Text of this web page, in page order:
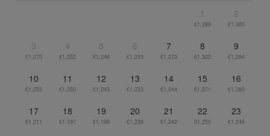
1
€1,289
2
€1,300
3
€1,270
4
€1,252
5
€1,246
6
€1,253
7
€1,273
8
€1,302
9
€1,294
10
€1,255
11
€1,250
12
€1,243
13
€1,233
14
€1,244
15
€1,271
16
€1,260
17
€1,211
18
€1,197
19
€1,199
20
€1,236
21
€1,242
22
€1,255
23
€1,246